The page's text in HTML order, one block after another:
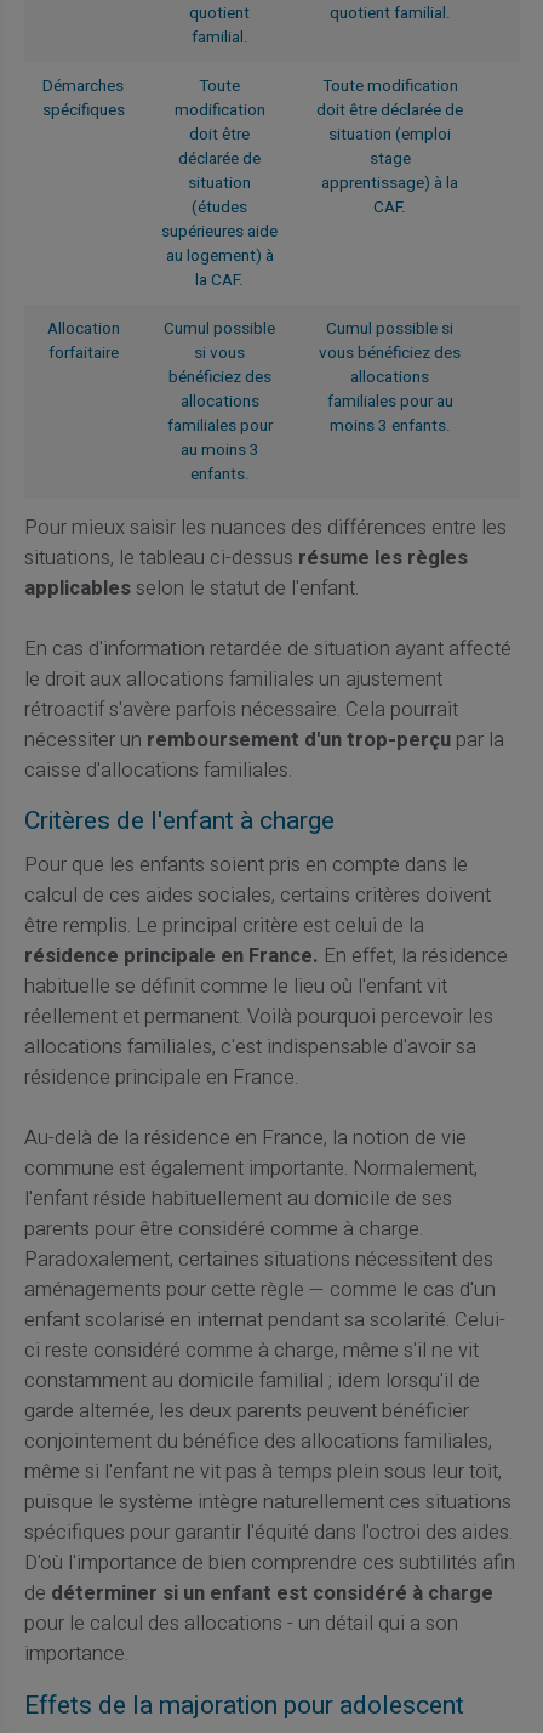
quotient
familial.
quotient familial.
Démarches
spécifiques
Toute
modification
doit être
déclarée de
situation
(études
supérieures aide
au logement) à
la CAF.
Toute modification
doit être déclarée de
situation (emploi
stage
apprentissage) à la
CAF.
Allocation
forfaitaire
Cumul possible
si vous
bénéficiez des
allocations
familiales pour
au moins 3
enfants.
Cumul possible si
vous bénéficiez des
allocations
familiales pour au
moins 3 enfants.
Pour mieux saisir les nuances des différences entre les
situations, le tableau ci-dessus résume les règles
applicablesselon le statut de l'enfant.
En cas d'information retardée de situation ayant affecté
le droit aux allocations familiales un ajustement
rétroactif s'avère parfois nécessaire. Cela pourrait
nécessiter un remboursement d'un trop-perçupar la
caisse d'allocations familiales.
Critères de l'enfant à charge
Pour que les enfants soient pris en compte dans le
calcul de ces aides sociales, certains critères doivent
être remplis. Le principal critère est celui de la
résidence principale en France. En effet, la résidence
habituelle se définit comme le lieu où l'enfant vit
réellement et permanent. Voilà pourquoi percevoir les
allocations familiales, c'est indispensable d'avoir sa
résidence principale en France.
Au-delà de la résidence en France, la notion de vie
commune est également importante. Normalement,
l'enfant réside habituellement au domicile de ses
parents pour être considéré comme à charge.
Paradoxalement, certaines situations nécessitent des
aménagements pour cette règle — comme le cas d'un
enfant scolarisé en internat pendant sa scolarité. Celui-
ci reste considéré comme à charge, même s'il ne vit
constamment au domicile familial ; idem lorsqu'il de
garde alternée, les deux parents peuvent bénéficier
conjointement du bénéfice des allocations familiales,
même si l'enfant ne vit pas à temps plein sous leur toit,
puisque le système intègre naturellement ces situations
spécifiques pour garantir l'équité dans l'octroi des aides.
D'où l'importance de bien comprendre ces subtilités afin
de déterminer si un enfant est considéré à charge
pour le calcul des allocations - un détail qui a son
importance.
Effets de la majoration pour adolescent